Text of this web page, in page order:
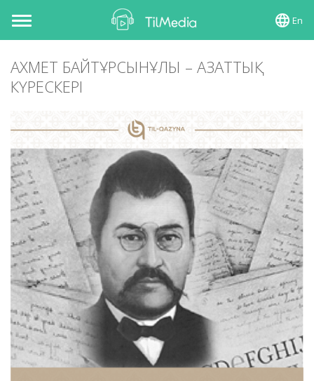
Toggle
navigation
En
АХМЕТ БАЙТҰРСЫНҰЛЫ – АЗАТТЫҚ
КҮРЕСКЕРІ